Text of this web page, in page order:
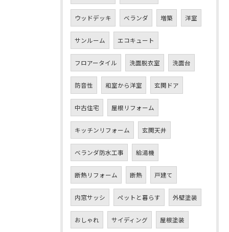
ウッドデッキ ベランダ 増築 洋室
サンルーム エコキュート
フロアータイル 洗面脱衣室 洗面台
防音性 和室から洋室 玄関ドア
中古住宅 屋根リフォーム
キッチンリフォーム 玄関天井
ベランダ防水工事 給湯機
断熱リフォーム 断熱 戸建て
内窓サッシ ペットと暮らす 外壁塗装
おしゃれ サイディング 屋根塗装